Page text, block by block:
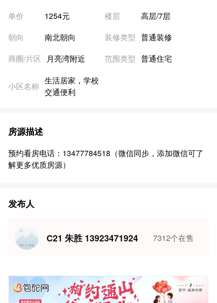
单价 1254元 楼层 高层/7层
朝向 南北朝向 装修类型 普通装修
商圈/片区 月亮湾附近 范围类型 普通住宅
小区名称
生活居家，学校
交通便利
房源描述
预约看房电话：13477784518（微信同步，添加微信可了
解更多优质房源）
发布人
C21 朱胜 13923471924 7312个在售